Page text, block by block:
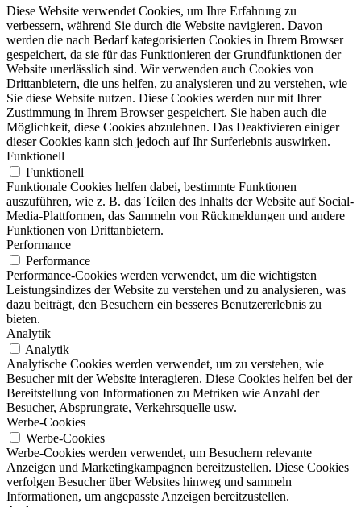
Diese Website verwendet Cookies, um Ihre Erfahrung zu
verbessern, während Sie durch die Website navigieren. Davon
werden die nach Bedarf kategorisierten Cookies in Ihrem Browser
gespeichert, da sie für das Funktionieren der Grundfunktionen der
Website unerlässlich sind. Wir verwenden auch Cookies von
Drittanbietern, die uns helfen, zu analysieren und zu verstehen, wie
Sie diese Website nutzen. Diese Cookies werden nur mit Ihrer
Zustimmung in Ihrem Browser gespeichert. Sie haben auch die
Möglichkeit, diese Cookies abzulehnen. Das Deaktivieren einiger
dieser Cookies kann sich jedoch auf Ihr Surferlebnis auswirken.
Funktionell
Funktionell
Funktionale Cookies helfen dabei, bestimmte Funktionen
auszuführen, wie z. B. das Teilen des Inhalts der Website auf Social-
Media-Plattformen, das Sammeln von Rückmeldungen und andere
Funktionen von Drittanbietern.
Performance
Performance
Performance-Cookies werden verwendet, um die wichtigsten
Leistungsindizes der Website zu verstehen und zu analysieren, was
dazu beiträgt, den Besuchern ein besseres Benutzererlebnis zu
bieten.
Analytik
Analytik
Analytische Cookies werden verwendet, um zu verstehen, wie
Besucher mit der Website interagieren. Diese Cookies helfen bei der
Bereitstellung von Informationen zu Metriken wie Anzahl der
Besucher, Absprungrate, Verkehrsquelle usw.
Werbe-Cookies
Werbe-Cookies
Werbe-Cookies werden verwendet, um Besuchern relevante
Anzeigen und Marketingkampagnen bereitzustellen. Diese Cookies
verfolgen Besucher über Websites hinweg und sammeln
Informationen, um angepasste Anzeigen bereitzustellen.